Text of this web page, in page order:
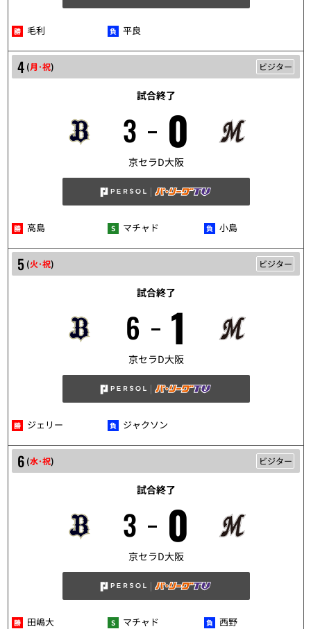
毛利 平良
4 (月･祝) ビジター
試合終了
3 0
京セラD大阪
高島 マチャド 小島
5 (火･祝) ビジター
試合終了
6 1
京セラD大阪
ジェリー ジャクソン
6 (水･祝) ビジター
試合終了
3 0
京セラD大阪
田嶋大 マチャド 西野